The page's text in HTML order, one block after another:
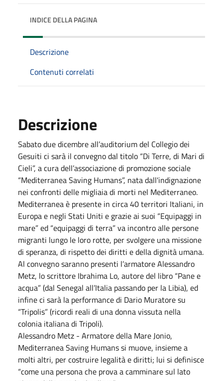
INDICE DELLA PAGINA
Descrizione
Contenuti correlati
Descrizione
Sabato due dicembre all’auditorium del Collegio dei
Gesuiti ci sarà il convegno dal titolo “Di Terre, di Mari di
Cieli”, a cura dell’associazione di promozione sociale
“Mediterranea Saving Humans”, nata dall'indignazione
nei confronti delle migliaia di morti nel Mediterraneo.
Mediterranea è presente in circa 40 territori Italiani, in
Europa e negli Stati Uniti e grazie ai suoi “Equipaggi in
mare” ed “equipaggi di terra” va incontro alle persone
migranti lungo le loro rotte, per svolgere una missione
di speranza, di rispetto dei diritti e della dignità umana.
Al convegno saranno presenti l’armatore Alessandro
Metz, lo scrittore Ibrahima Lo, autore del libro “Pane e
acqua” (dal Senegal all’Italia passando per la Libia), ed
infine ci sarà la performance di Dario Muratore su
“Tripolis” (ricordi reali di una donna vissuta nella
colonia italiana di Tripoli).
Alessandro Metz - Armatore della Mare Jonio,
Mediterranea Saving Humans si muove, insieme a
molti altri, per costruire legalità e diritti; lui si definisce
“come una persona che prova a camminare sul lato